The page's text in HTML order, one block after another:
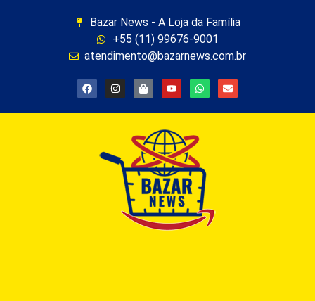
Bazar News - A Loja da Família
+55 (11) 99676-9001
atendimento@bazarnews.com.br